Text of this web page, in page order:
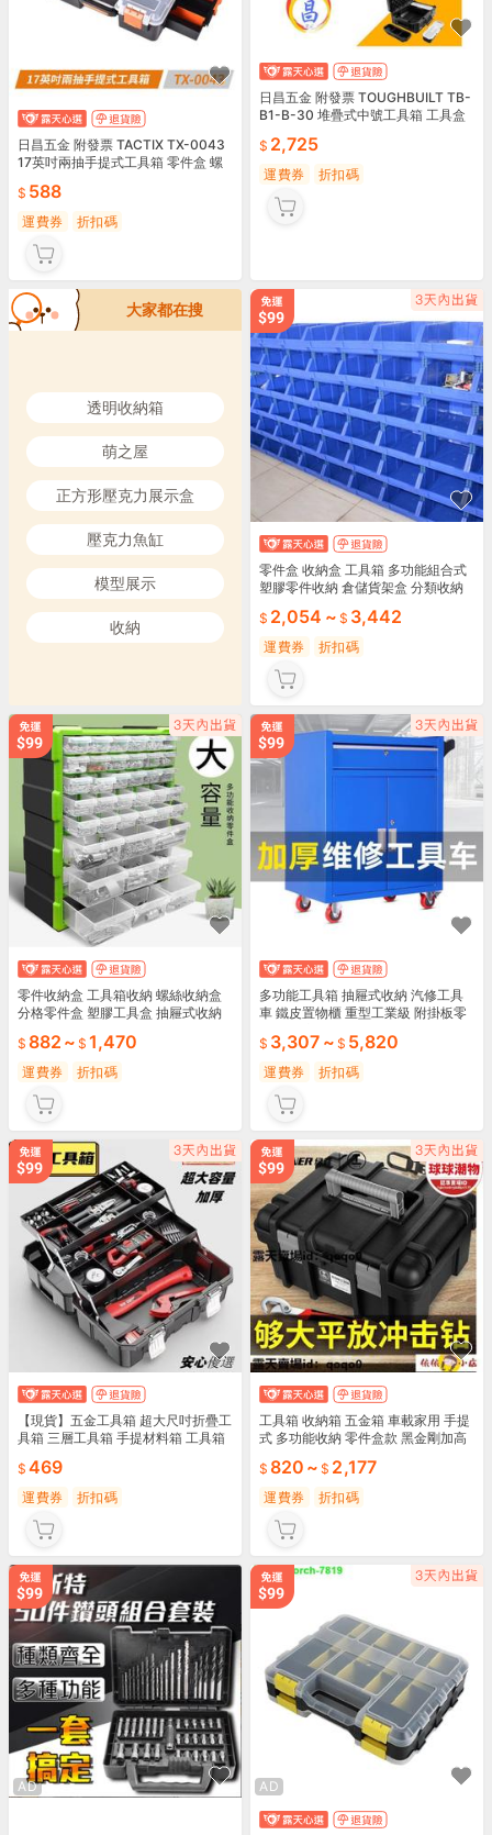
日昌五金 附發票 TACTIX TX-0043
17英吋兩抽手提式工具箱 零件盒 螺
588
運費券 折扣碼
日昌五金 附發票 TOUGHBUILT TB-
B1-B-30 堆疊式中號工具箱 工具盒
2,725
運費券 折扣碼
大家都在搜
透明收納箱
萌之屋
正方形壓克力展示盒
壓克力魚缸
模型展示
收納
零件盒 收納盒 工具箱 多功能組合式
塑膠零件收納 倉儲貨架盒 分類收納
2,054 ~ 3,442
運費券 折扣碼
零件收納盒 工具箱收納 螺絲收納盒
分格零件盒 塑膠工具盒 抽屜式收納
882 ~ 1,470
運費券 折扣碼
多功能工具箱 抽屜式收納 汽修工具
車 鐵皮置物櫃 重型工業級 附掛板零
3,307 ~ 5,820
運費券 折扣碼
【現貨】五金工具箱 超大尺吋折疊工
具箱 三層工具箱 手提材料箱 工具箱
盒469
運費券 折扣碼
工具箱 收納箱 五金箱 車載家用 手提
式 多功能收納 零件盒款 黑金剛加高
820 ~ 2,177
運費券 折扣碼
AD AD